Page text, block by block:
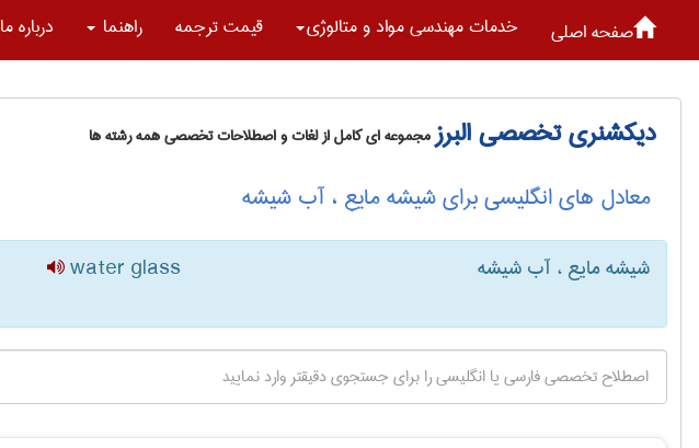
صفحه اصلی خدمات مهندسی مواد و متالوژی قیمت ترجمه راهنما درباره ما
دیکشنری تخصصی البرزمجموعه ای کامل از لغات و اصطلاحات تخصصی همه رشته ها
معادل های انگلیسی برای شیشه مایع ، آب شیشه
شیشه مایع ، آب شیشه water glass